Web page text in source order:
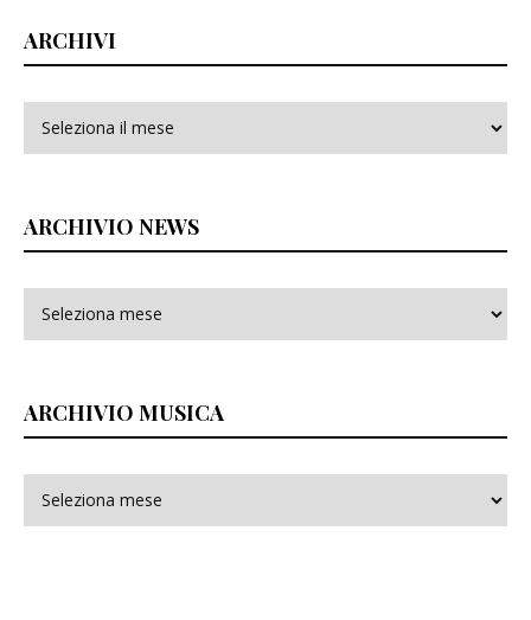
ARCHIVI
ARCHIVIO NEWS
ARCHIVIO MUSICA